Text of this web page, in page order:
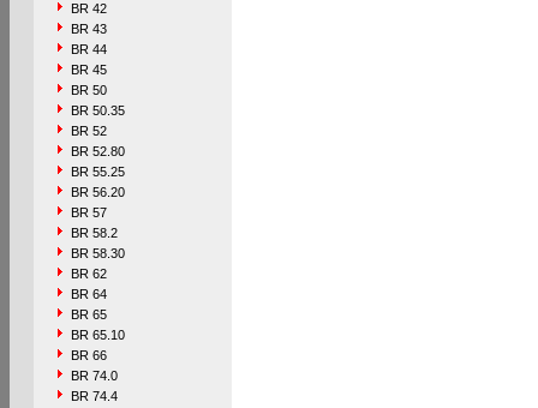
BR 42
BR 43
BR 44
BR 45
BR 50
BR 50.35
BR 52
BR 52.80
BR 55.25
BR 56.20
BR 57
BR 58.2
BR 58.30
BR 62
BR 64
BR 65
BR 65.10
BR 66
BR 74.0
BR 74.4